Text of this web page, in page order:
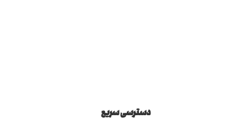
دسترسی سریع